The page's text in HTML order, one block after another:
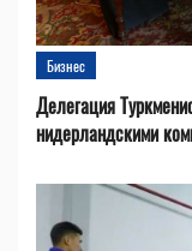
Бизнес
Делегация
нидерландскими